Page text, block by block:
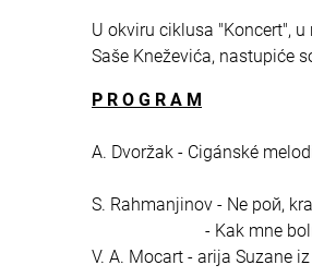
U okviru ciklusa "Koncert",
Saše Kneževića, nastupiće
P R O G R A M
A. Dvoržak - Cigánské
S. Rahmanjinov - Ne poй,
- Kak mne
V. A. Mocart - arija Suzane